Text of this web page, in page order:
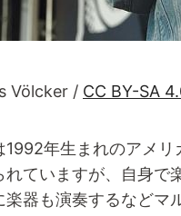
Völcker / CC BY-SA
1992年生まれのアメ
れていますが、自身で
器も演奏するなどマ